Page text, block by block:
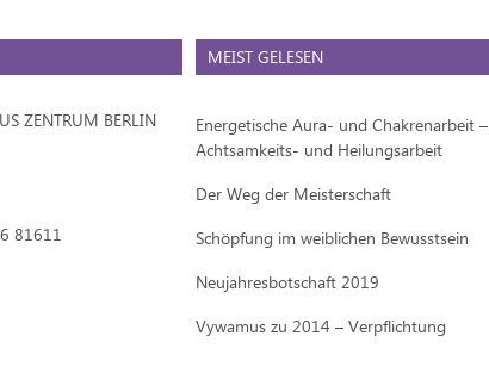
ZENTRUM BERLIN
81611
MEIST GELESEN
Energetische Aura- und Chakrenarbeit –
Achtsamkeits- und Heilungsarbeit
Der Weg der Meisterschaft
Schöpfung im weiblichen Bewusstsein
Neujahresbotschaft 2019
Vywamus zu 2014 – Verpflichtung